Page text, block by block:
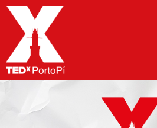
Saltar
contenido